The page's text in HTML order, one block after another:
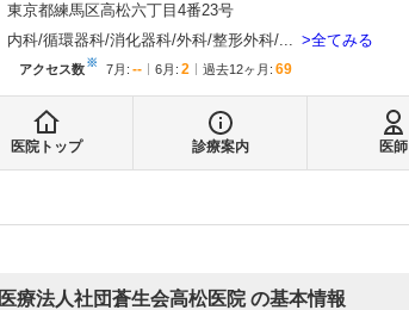
東京都練馬区高松六丁目4番23号
内科 循環器科 消化器科 外科 整形外科 ... 全てみる
アクセス数※ 7月 : -- 6月 : 2 過去12ヶ月: 69
医院トップ 診療案内 医師
医療法人社団蒼生会高松医院の基本情報